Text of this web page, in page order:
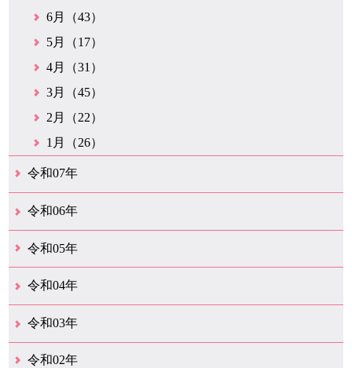
6月（43）
5月（17）
4月（31）
3月（45）
2月（22）
1月（26）
令和07年
12月（50）
11月（42）
10月（31）
9月（35）
8月（26）
7月（25）
6月（35）
5月（26）
4月（35）
3月（32）
2月（35）
1月（24）
令和06年
12月（46）
11月（38）
10月（32）
9月（29）
8月（36）
7月（30）
6月（33）
5月（29）
4月（45）
3月（50）
2月（21）
1月（75）
令和05年
12月（36）
11月（31）
10月（30）
9月（30）
8月（26）
7月（29）
6月（19）
5月（28）
4月（28）
3月（38）
2月（21）
1月（22）
令和04年
12月（40）
11月（22）
10月（33）
9月（35）
8月（31）
7月（25）
6月（33）
5月（16）
4月（48）
3月（42）
2月（23）
1月（31）
令和03年
12月（26）
11月（25）
10月（18）
9月（33）
8月（27）
7月（28）
6月（24）
5月（24）
4月（36）
3月（67）
2月（18）
1月（44）
令和02年